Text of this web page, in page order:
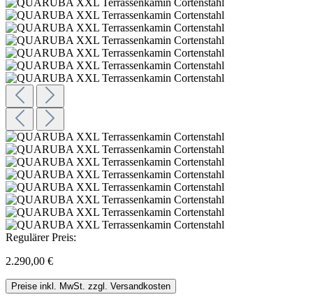
Regulärer Preis:
2.290,00 €
Preise inkl. MwSt. zzgl. Versandkosten